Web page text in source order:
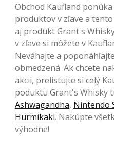
Obchod Kaufland
produktov v zľave a
aj produkt Grant's
v zľave si môžete v
Neváhajte a
obmedzená. Ak chcete
akcii, prelistujte si celý
poduktu Grant's Whisky
Ashwagandha, Nintendo
Hurmikaki. Nakúpte
výhodne!